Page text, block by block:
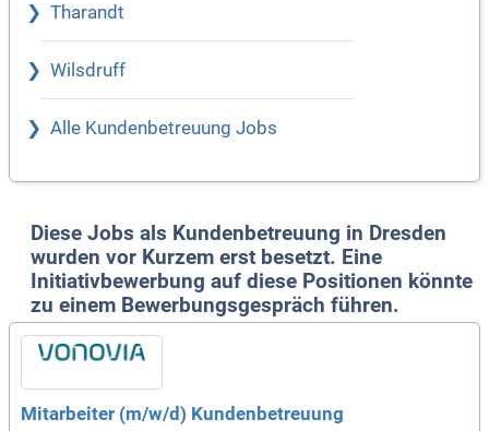
Tharandt
Wilsdruff
Alle Kundenbetreuung Jobs
Diese Jobs als Kundenbetreuung in Dresden
wurden vor Kurzem erst besetzt. Eine
Initiativbewerbung auf diese Positionen könnte
zu einem Bewerbungsgespräch führen.
Mitarbeiter (m/w/d) Kundenbetreuung